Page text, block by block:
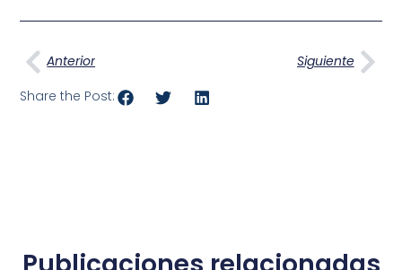
Ant
Anterior Siguiente
Share the Post: